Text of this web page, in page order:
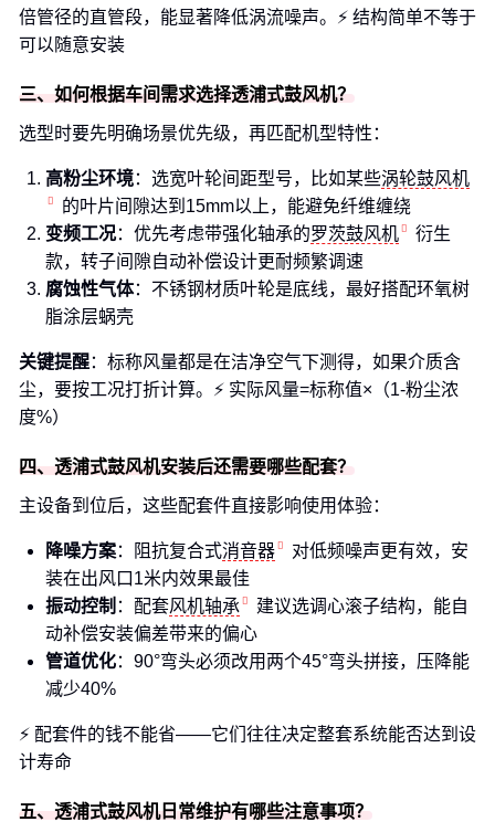
倍管径的直管段，能显著降低涡流噪声。⚡️ 结构简单不等于
可以随意安装
三、如何根据车间需求选择透浦式鼓风机？
选型时要先明确场景优先级，再匹配机型特性：
高粉尘环境：选宽叶轮间距型号，比如某些涡轮鼓风机
的叶片间隙达到15mm以上，能避免纤维缠绕
变频工况：优先考虑带强化轴承的罗茨鼓风机
衍生
款，转子间隙自动补偿设计更耐频繁调速
腐蚀性气体：不锈钢材质叶轮是底线，最好搭配环氧树
脂涂层蜗壳
关键提醒：标称风量都是在洁净空气下测得，如果介质含
尘，要按工况打折计算。⚡️ 实际风量=标称值×（1-粉尘浓
度%）
四、透浦式鼓风机安装后还需要哪些配套？
主设备到位后，这些配套件直接影响使用体验：
降噪方案：阻抗复合式消音器
对低频噪声更有效，安
装在出风口1米内效果最佳
振动控制 ：配套风机轴承
建议选调心滚子结构，能自
动补偿安装偏差带来的偏心
管道优化：90°弯头必须改用两个45°弯头拼接，压降能
减少40%
⚡️ 配套件的钱不能省——它们往往决定整套系统能否达到设
计寿命
五、透浦式鼓风机日常维护有哪些注意事项？